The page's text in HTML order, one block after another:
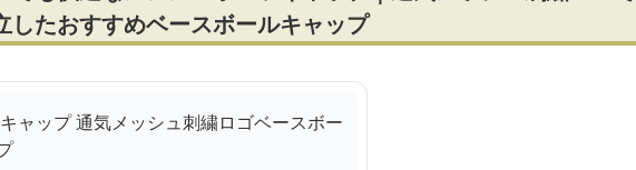
したおすすめベースボールキャップ